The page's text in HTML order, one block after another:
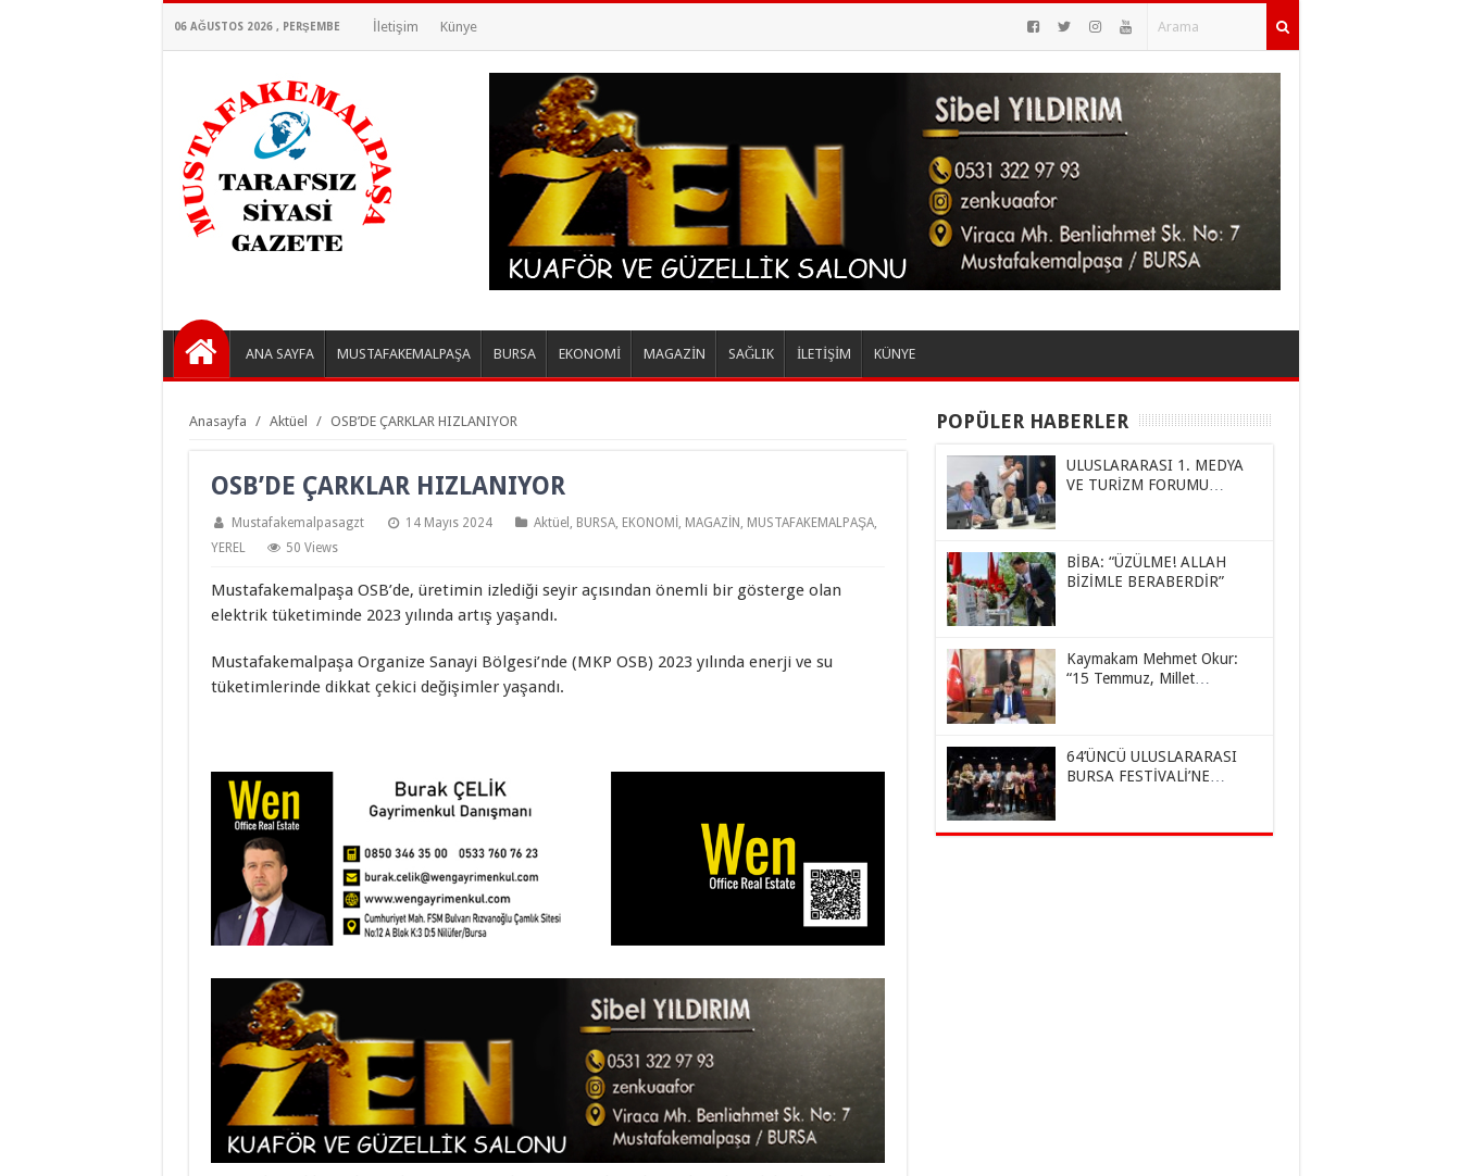
06 AĞUSTOS 2026 , PERŞEMBE İletişim Künye
ANA SAYFA MUSTAFAKEMALPAŞA BURSA EKONOMİ MAGAZİN SAĞLIK İLETİŞİM KÜNYE
Anasayfa / Aktüel / OSB’DE ÇARKLAR HIZLANIYOR
OSB’DE ÇARKLAR HIZLANIYOR
Mustafakemalpasagzt 14 Mayıs 2024 Aktüel , BURSA, EKONOMİ , MAGAZİN , MUSTAFAKEMALPAŞA,
YEREL
50 Views
Mustafakemalpaşa OSB’de, üretimin izlediği seyir açısından önemli bir gösterge olan
elektrik tüketiminde 2023 yılında artış yaşandı.
Mustafakemalpaşa Organize Sanayi Bölgesi’nde (MKP OSB) 2023 yılında enerji ve su
tüketimlerinde dikkat çekici değişimler yaşandı.
POPÜLER HABERLER
ULUSLARARASI 1. MEDYA
VE TURİZM FORUMU
BİBA: “ÜZÜLME! ALLAH
BİZİMLE BERABERDİR”
Kaymakam Mehmet Okur:
“15 Temmuz, Millet
64’ÜNCÜ ULUSLARARASI
BURSA FESTİVALİ’NE